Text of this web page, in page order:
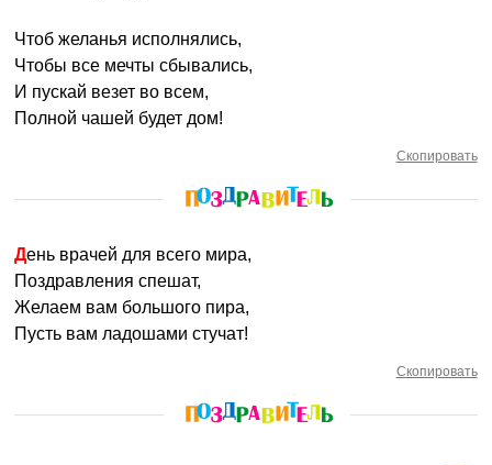
Чтоб желанья исполнялись,
Чтобы все мечты сбывались,
И пускай везет во всем,
Полной чашей будет дом!
Скопировать
День врачей для всего мира,
Поздравления спешат,
Желаем вам большого пира,
Пусть вам ладошами стучат!
Скопировать